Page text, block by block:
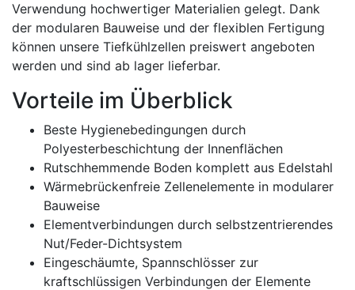
Verwendung hochwertiger Materialien gelegt. Dank
der modularen Bauweise und der flexiblen Fertigung
können unsere Tiefkühlzellen preiswert angeboten
werden und sind ab lager lieferbar.
Vorteile im Überblick
Beste Hygienebedingungen durch
Polyesterbeschichtung der Innenflächen
Rutschhemmende Boden komplett aus Edelstahl
Wärmebrückenfreie Zellenelemente in modularer
Bauweise
Elementverbindungen durch selbstzentrierendes
Nut/Feder-Dichtsystem
Eingeschäumte, Spannschlösser zur
kraftschlüssigen Verbindungen der Elemente